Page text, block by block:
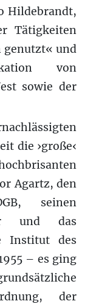
Hildebrandt,
Tätigkeiten
genutzt« und
von
sowie der
die ›große‹
Agartz, den
seinen
und das
Institut des
– es ging
der